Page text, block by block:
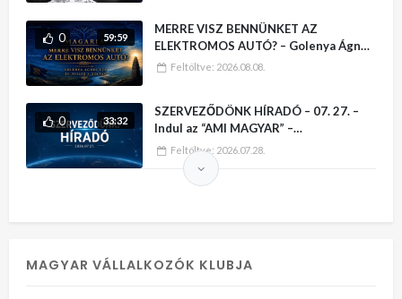
59:59
0
MERRE VISZ BENNÜNKET AZ
ELEKTROMOS AUTÓ? – Golenya Ágnes
Éva sorozata
Feltöltve: 2026.08.08.
33:32
0
SZERVEZŐDÖNK HÍRADÓ – 07. 27. –
Indul az “AMI MAGYAR” –
VÁLLALKOZÓI KATALÓGUS
Feltöltve: 2026.07.28.
MAGYAR VÁLLALKOZÓK KLUBJA